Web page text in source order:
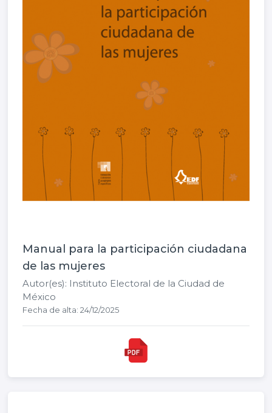
Manual para la participación ciudadana
de las mujeres
Autor(es): Instituto Electoral de la Ciudad de
México
Fecha de alta: 24/12/2025